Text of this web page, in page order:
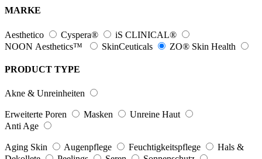
MARKE
Aesthetico Cyspera®
iS CLINICAL®
NOON Aesthetics™
SkinCeuticals ZO® Skin Health
PRODUCT TYPE
Akne & Unreinheiten
Erweiterte Poren Masken
Unreine Haut
Anti Age
Aging Skin Augenpflege Feuchtigkeitspflege
Hals &